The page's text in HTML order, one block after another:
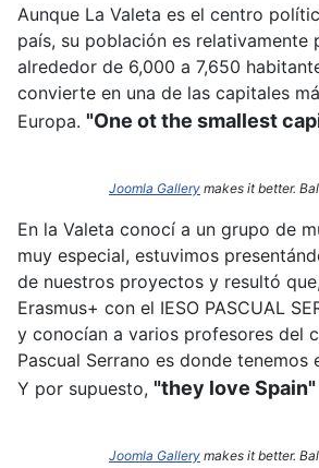
Aunque La Valeta es el centro
país, su población es relativamente
alrededor de 6,000 a 7,650
convierte en una de las capitales
Europa. "One ot the smallest
Joomla Gallery makes it better.
En la Valeta conocí a un grupo de
muy especial, estuvimos
de nuestros proyectos y resultó
Erasmus+ con el IESO PASCUAL
y conocían a varios profesores del
Pascual Serrano es donde tenemos
Y por supuesto, "they love Spain"
Joomla Gallery makes it better.